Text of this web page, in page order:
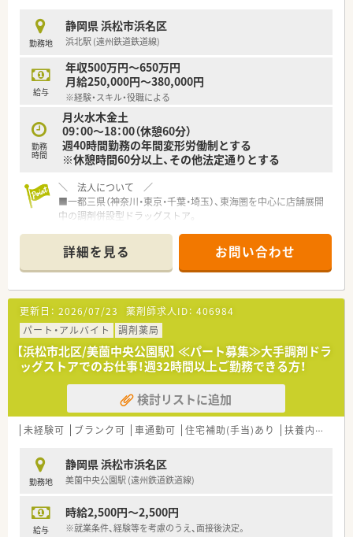
■産休・育休の取得実績もございます。
勤務地
静岡県 浜松市浜名区
浜北駅 (遠州鉄道鉄道線)
給与
年収500万円～650万円
月給250,000円～380,000円
※経験・スキル・役職による
勤務
時間
月火水木金土
09：00～18：00（休憩60分）
週40時間勤務の年間変形労働制とする
※休憩時間60分以上、その他法定通りとする
＼ 法人について ／
■一都三県（神奈川・東京・千葉・埼玉）、東海圏を中心に店舗展開
中の調剤併設型ドラッグストア。
都圏中心に店舗展開し、今後も現在のエリアで出店を強化。
「極めて感じの良い応対（挨拶）」を心掛けて住宅街立地を中心と
した店舗環境！
地域に根差してあらゆるライフステージに寄り添う「トータルヘ
ルスケア薬剤師」として成長できるように充実した研修制度も用
意されています。
■充実した研修を用意しています！
本社近くに調剤研修センター、在宅研修センターがあり、全体的
な知識の底上げ、基礎の徹底を実現。入社後は店舗着任前に薬局
を模した調剤研修センターで調剤手技、機器操作等、一連の薬局
業務を実戦形式で習得いただけます。
■調剤、在宅にも非常に力を入れています！
の保険調剤領域にとても注力されています。ドラッグストアの
併設調剤薬局の他に専門調剤薬局、ニーズが高まっている在宅医
療についてもエリア在宅担当を配置して積極的に対応をされて
ふさわしい体制です。
詳細を見る お問い合わせ
更新日： 2026/07/23 薬剤師求人ID： 406984
パート・アルバイト
調剤薬局
【浜松市北区/美薗中央公園駅】 ≪パート募集≫大手調剤ドラ
ッグストアでのお仕事！週32時間以上ご勤務できる方！
検討リストに追加
未経験可 ブランク可 車通勤可 住宅補助(手当)あり 扶養内勤務OK
勤務地
静岡県 浜松市浜名区
美薗中央公園駅 (遠州鉄道鉄道線)
給与
時給2,500円～2,500円
※就業条件、経験等を考慮のうえ、面接後決定。